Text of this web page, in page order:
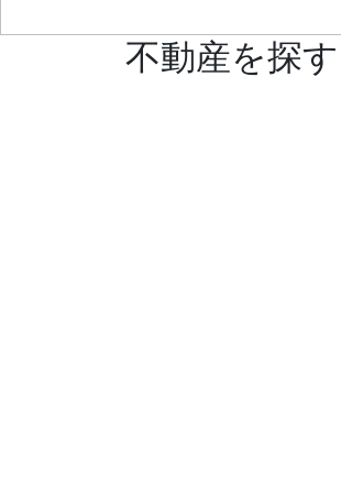
不動産を探す